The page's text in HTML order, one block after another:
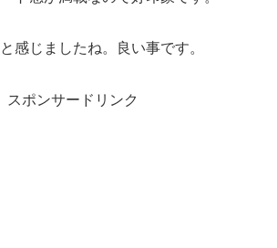
感じましたね。良い事です。
スポンサードリンク